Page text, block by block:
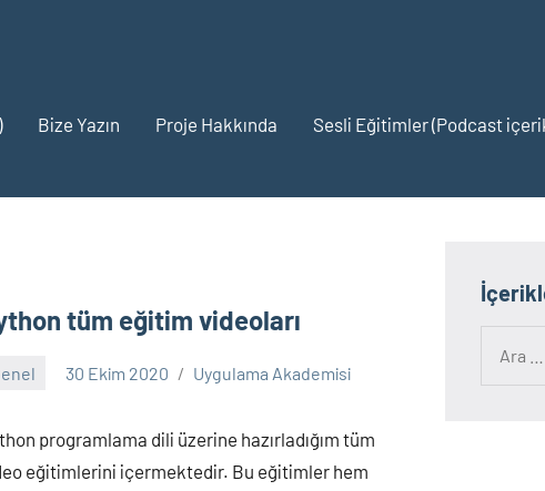
Bize Yazın Proje Hakkında Sesli Eğitimler (Podcast
tüm eğitim videoları
30 Ekim 2020 Uygulama Akademisi
programlama dili üzerine hazırladığım tüm
eğitimlerini içermektedir. Bu eğitimler hem